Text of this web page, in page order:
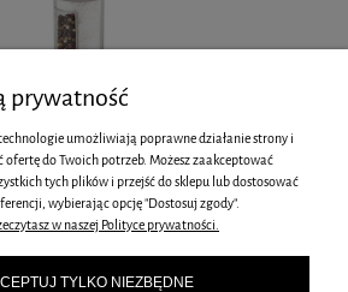
I SOLI BERLINGER HAUS BH-8579 TAUPE
78,00 zł
prywatność
umożliwiają poprawne działanie strony i
do Twoich potrzeb. Możesz zaakceptować
tych plików i przejść do sklepu lub dostosować
wybierając opcję "Dostosuj zgody".
w naszej Polityce prywatności.
TYLKO NIEZBĘDNE